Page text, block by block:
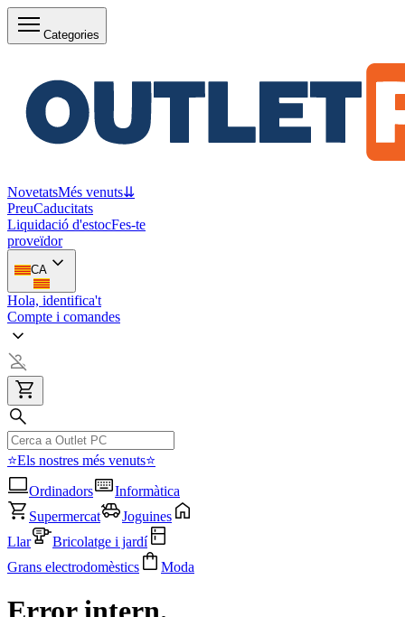
Categories
NovetatsMés venuts⇊
PreuCaducitats
Liquidació d'estocFes-te
proveïdor
CA
Hola, identifica't
Compte i comandes
⭐Els nostres més venuts⭐
Ordinadors
Informàtica
Supermercat
Joguines
Llar
Bricolatge i jardí
Grans electrodomèstics
Moda